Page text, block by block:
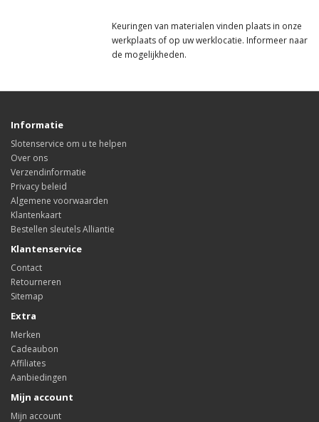
Keuringen van materialen vinden plaats in onze
werkplaats of op uw werklocatie. Informeer naar
de mogelijkheden.
Informatie
Slotenservice om u te helpen
Over ons
Verzendinformatie
Privacy beleid
Algemene voorwaarden
Klantenkaart
Bestellen sleutels Alliantie
Klantenservice
Contact
Retourneren
Sitemap
Extra
Merken
Cadeaubon
Affiliates
Aanbiedingen
Mijn account
Mijn account